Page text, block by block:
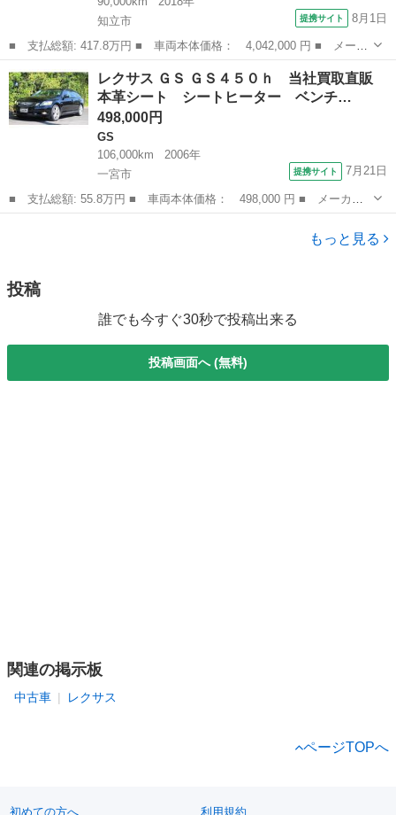
知立市
提携サイト 8月1日
■ 支払総額: 417.8万円 ■ 車両本体価格： 4,042,000 円 ■ メーカ
ー名： レクサス ■ 車種名： ＬＳ ■ グレード名： ＬＳ５０
０ Ｆスポーツ 禁煙／全周囲／デジタルミラー／電動リアゲート／
ブラインド...
愛知 知立市 LS
レクサス ＧＳ ＧＳ４５０ｈ 当社買取直販
本革シート シートヒーター ベンチ…
498,000円
GS
106,000km
2006年
一宮市
提携サイト 7月21日
■ 支払総額: 55.8万円 ■ 車両本体価格： 498,000 円 ■ メーカー
名： レクサス ■ 車種名： ＧＳ ■ グレード名： ＧＳ４５０
ｈ 当社買取直販 本革シート シートヒーター ベンチレーター
もっと見る
投稿
誰でも今すぐ30秒で投稿出来る
投稿画面へ (無料)
関連の掲示板
中古車 レクサス
ページTOPへ
初めての方へ 利用規約